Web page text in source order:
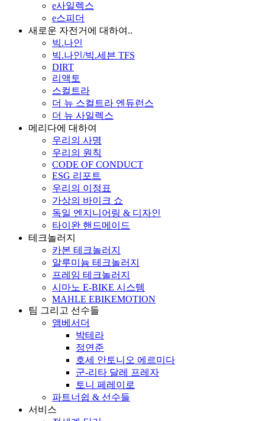
e사일렉스
e스피더
새로운 자전거에 대하여..
빅.나인
빅.나인/빅.세븐 TFS
DIRT
리액토
스컬트라
더 뉴 스컬트라 엔듀런스
더 뉴 사일렉스
메리다에 대하여
우리의 사명
우리의 원칙
CODE OF CONDUCT
ESG 리포트
우리의 이정표
가상의 바이크 쇼
독일 엔지니어링 & 디자인
타이완 핸드메이드
테크놀러지
카본 테크놀러지
알루미늄 테크놀러지
프레임 테크놀러지
시마노 E-BIKE 시스템
MAHLE EBIKEMOTION
팀 그리고 선수들
앰베서더
박테라
정연준
호세 안토니오 에르미다
군-리타 달레 프레자
토니 페레이로
파트너쉽 & 선수들
서비스